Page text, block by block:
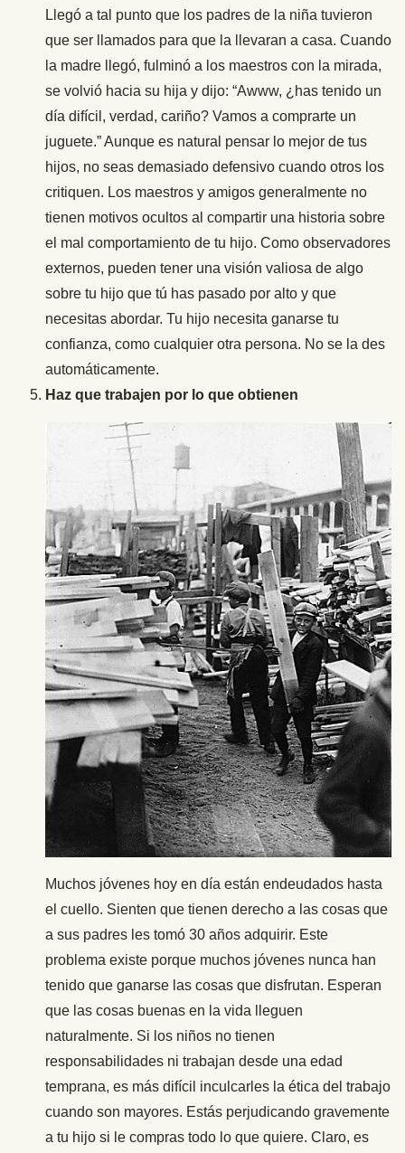
Llegó a tal punto que los padres de la niña tuvieron
que ser llamados para que la llevaran a casa. Cuando
la madre llegó, fulminó a los maestros con la mirada,
se volvió hacia su hija y dijo: “Awww, ¿has tenido un
día difícil, verdad, cariño? Vamos a comprarte un
juguete.” Aunque es natural pensar lo mejor de tus
hijos, no seas demasiado defensivo cuando otros los
critiquen. Los maestros y amigos generalmente no
tienen motivos ocultos al compartir una historia sobre
el mal comportamiento de tu hijo. Como observadores
externos, pueden tener una visión valiosa de algo
sobre tu hijo que tú has pasado por alto y que
necesitas abordar. Tu hijo necesita ganarse tu
confianza, como cualquier otra persona. No se la des
automáticamente.
Haz que trabajen por lo que obtienen
Muchos jóvenes hoy en día están endeudados hasta
el cuello. Sienten que tienen derecho a las cosas que
a sus padres les tomó 30 años adquirir. Este
problema existe porque muchos jóvenes nunca han
tenido que ganarse las cosas que disfrutan. Esperan
que las cosas buenas en la vida lleguen
naturalmente. Si los niños no tienen
responsabilidades ni trabajan desde una edad
temprana, es más difícil inculcarles la ética del trabajo
cuando son mayores. Estás perjudicando gravemente
a tu hijo si le compras todo lo que quiere. Claro, es